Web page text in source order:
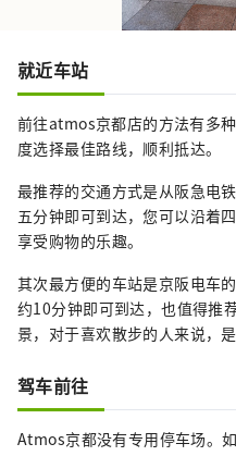
就近车站
前往atmos京都店的方法有多
度选择最佳路线，顺利抵达。
最推荐的交通方式是从阪急电
五分钟即可到达，您可以沿着
享受购物的乐趣。
其次最方便的车站是京阪电车
约10分钟即可到达，也值得推
景，对于喜欢散步的人来说，是
驾车前往
Atmos京都没有专用停车场。